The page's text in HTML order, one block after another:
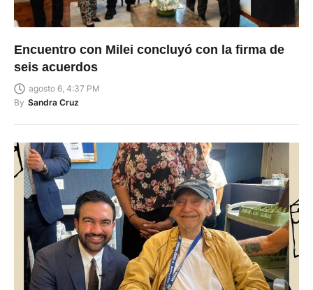
Encuentro con Milei concluyó con la firma de
seis acuerdos
agosto 6, 4:37 PM
By Sandra Cruz